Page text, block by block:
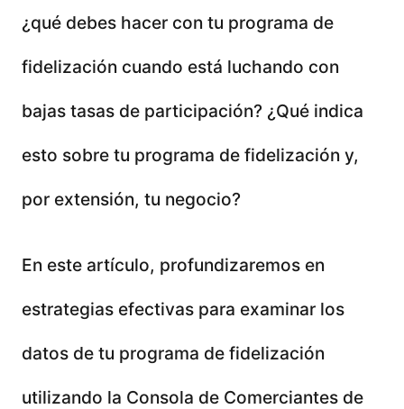
¿qué debes hacer con tu programa de
fidelización cuando está luchando con
bajas tasas de participación? ¿Qué indica
esto sobre tu programa de fidelización y,
por extensión, tu negocio?
En este artículo, profundizaremos en
estrategias efectivas para examinar los
datos de tu programa de fidelización
utilizando la Consola de Comerciantes de